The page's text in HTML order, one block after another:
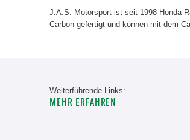
J.A.S. Motorsport ist seit 1998 Honda
Carbon gefertigt und können mit dem
Weiterführende Links:
MEHR ERFAHREN